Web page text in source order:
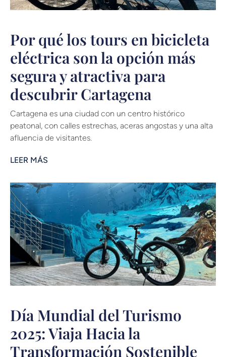
Por qué los tours en bicicleta
eléctrica son la opción más
segura y atractiva para
descubrir Cartagena
Cartagena es una ciudad con un centro histórico
peatonal, con calles estrechas, aceras angostas y una alta
afluencia de visitantes.
LEER MÁS
Día Mundial del Turismo
2025: Viaja Hacia la
Transformación Sostenible